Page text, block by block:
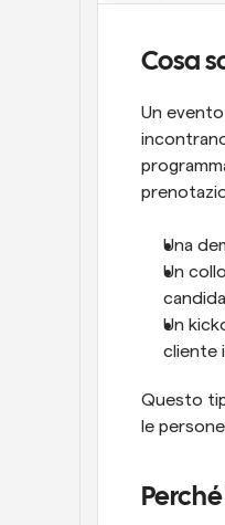
Cosa
Un
Una
Un
Un
cliente
Questo
le